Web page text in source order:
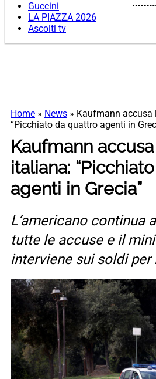
Guccini
LA PIAZZA 2026
Ascolti tv
Home » News » Kaufmann
“Picchiato da quattro agenti in
Kaufmann
italiana:
agenti in Grecia”
L’americano continua
tutte le accuse e il
interviene sui soldi